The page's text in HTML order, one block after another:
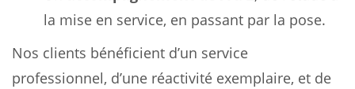
la mise en service, en passant par la pose.
Nos clients bénéficient d’un service
professionnel, d’une réactivité exemplaire, et de